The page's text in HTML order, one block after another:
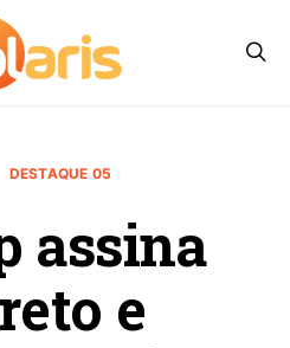
DESTAQUE 05
assina
e